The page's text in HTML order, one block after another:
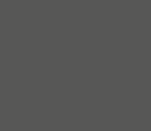
tão criticada por
e Ministério
que a NLIA
apuração de atos de
de dolo